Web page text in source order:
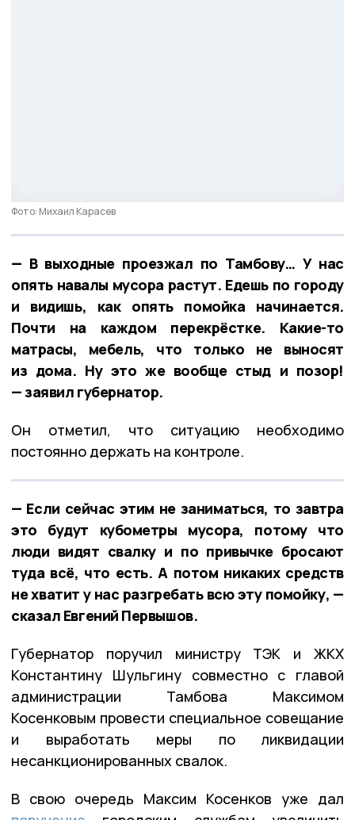
Фото: Михаил Карасев
— В выходные проезжал по Тамбову… У нас
опять навалы мусора растут. Едешь по городу
и видишь, как опять помойка начинается.
Почти на каждом перекрёстке. Какие-то
матрасы, мебель, что только не выносят
из дома. Ну это же вообще стыд и позор!
— заявил губернатор.
Он отметил, что ситуацию необходимо
постоянно держать на контроле.
— Если сейчас этим не заниматься, то завтра
это будут кубометры мусора, потому что
люди видят свалку и по привычке бросают
туда всё, что есть. А потом никаких средств
не хватит у нас разгребать всю эту помойку, —
сказал Евгений Первышов.
Губернатор поручил министру ТЭК и ЖКХ
Константину Шульгину совместно с главой
администрации Тамбова Максимом
Косенковым провести специальное совещание
и выработать меры по ликвидации
несанкционированных свалок.
В свою очередь Максим Косенков уже дал